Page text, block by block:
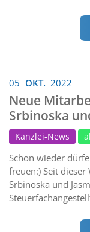
05 OKT. 2022
Neue
Srbinoska
Kanzlei-News
Schon wieder
freuen:) Seit
Srbinoska und